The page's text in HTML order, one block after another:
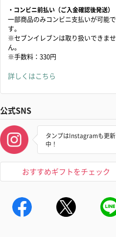
・コンビニ前払い（ご入金確認後発送）
一部商品のみコンビニ支払いが可能で
す。
※セブンイレブンは取り扱いできませ
ん。
※手数料：330円
詳しくはこちら
公式SNS
タンプはInstagramも更新
中！
おすすめギフトをチェック